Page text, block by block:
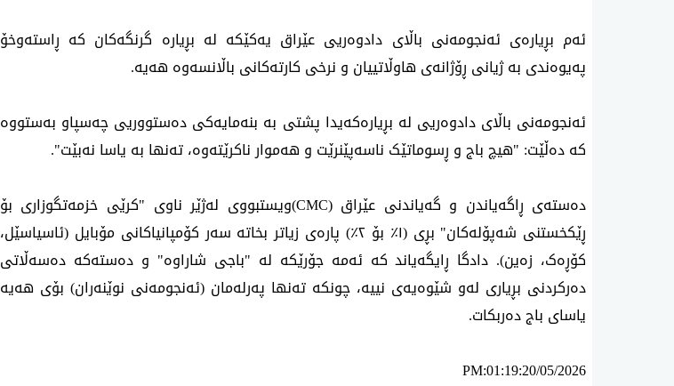
ئەم بڕیارەی ئەنجومەنی باڵای دادوەریی عێراق یەکێکە لە بڕیارە گرنگەکان کە ڕاستەوخۆ
پەیوەندی بە ژیانی ڕۆژانەی هاوڵاتییان و نرخی کارتەکانی باڵانسەوە هەیە.
ئەنجومەنی باڵای دادوەریی لە بڕیارەکەیدا پشتی بە بنەمایەکی دەستووریی چەسپاو بەستووە
کە دەڵێت: "هیچ باج و ڕسوماتێک ناسەپێنرێت و هەموار ناکرێتەوە، تەنها بە یاسا نەبێت."
دەستەی ڕاگەیاندن و گەیاندنی عێراق (CMC)ویستبووی لەژێر ناوی "کرێی خزمەتگوزاری بۆ
ڕێکخستنی شەپۆلەکان" بڕی (١٪ بۆ ٢٪) پارەی زیاتر بخاتە سەر کۆمپانیاکانی مۆبایل (ئاسیاسێل،
کۆڕەک، زەین). دادگا ڕایگەیاند کە ئەمە جۆرێکە لە "باجی شاراوە" و دەستەکە دەسەڵاتی
دەرکردنی بڕیاری لەو شێوەیەی نییە، چونکە تەنها پەرلەمان (ئەنجومەنی نوێنەران) بۆی هەیە
یاسای باج دەربکات.
PM:01:19:20/05/2026